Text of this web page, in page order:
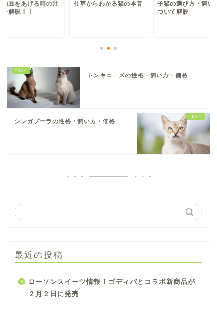
納豆をあげる時の注
を解説！！
仕草からわかる猫の本音
子猫の選び方・飼い
ついて解説
トンキニーズの性格・飼い方・価格
シンガプーラの性格・飼い方・価格
最近の投稿
ローソンスイーツ情報！ゴディバとコラボ新商品が
２月２日に発売